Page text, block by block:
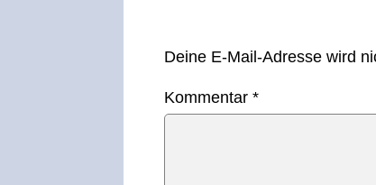
Hinterlasse
Kommentar
Deine E-Mail-Adresse wird
Kommentar *